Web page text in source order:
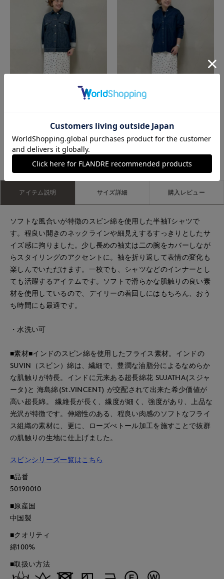
たまプラーザ東急I.T.'S.international たまプラーザ東急I.T.'S.international
アイテム説明 サイズ詳細 購入レビュー
ソフトな風合いが特徴のスビン綿を使用した半袖Tシャツで
す。程良い開きのネックラインや細見えするすっきりとしたサ
イズ感に拘りました。少し長めの袖丈は二の腕をカバーしなが
らスタイリングのアクセントに。袖を折り返して表情の変化も
楽しんでいただけます。一枚でも、シャツなどのインナーとし
ても活躍するアイテムです。ソフトで滑らかな肌触りの良い素
材を使用しているので、デイリーの着回しにはもちろん、おう
ち時間にも最適です。
・水洗い可
■素材■インドのスビン綿を使用したフライス素材。インドの
SUVIN（スビン）綿は、繊細で、豊潤な油脂分によるなめらか
な肌触りが特長。インドに元来ある超長綿花 SUJATHA(スジャ
ータ)と 海島綿(St.VINCENT) が交配されて出来た希少価値が
高い超長綿。 繊維長が長く、繊度が細く、強度があり、上品な
光沢が特徴です。伸縮性のある、程良い肉感のソフトなフライ
ス組織の素材に、更に、ローズぺトール加工を施すことで抜群
の肌触りの生地に仕上げました。
スビンシリーズ一覧はこちら
■品番
50190010
■原産国
中国製
■クオリティ
綿100%
■取扱い方法